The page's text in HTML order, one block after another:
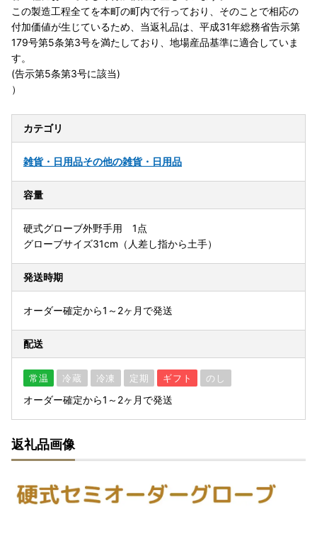
この製造工程全てを本町の町内で行っており、そのことで相応の
付加価値が生じているため、当返礼品は、平成31年総務省告示第
179号第5条第3号を満たしており、地場産品基準に適合していま
す。
(告示第5条第3号に該当)
）
カテゴリ
雑貨・日用品その他の雑貨・日用品
容量
硬式グローブ外野手用 1点
グローブサイズ31cm（人差し指から土手）
発送時期
オーダー確定から1～2ヶ月で発送
配送
常温 冷蔵 冷凍 定期 ギフト のし
オーダー確定から1～2ヶ月で発送
返礼品画像